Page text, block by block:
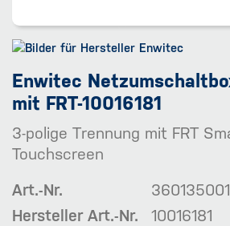
Enwitec
mit FRT-10016181
3-polige Trennung mit FRT
Touchscreen
Art.-Nr.
Hersteller Art.-Nr.
10016181